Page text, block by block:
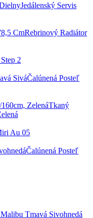
Jedálenský Servis
Rebrinový Radiátor
2
Čalúnená Posteľ
Tkaný
Au 05
Čalúnená Posteľ